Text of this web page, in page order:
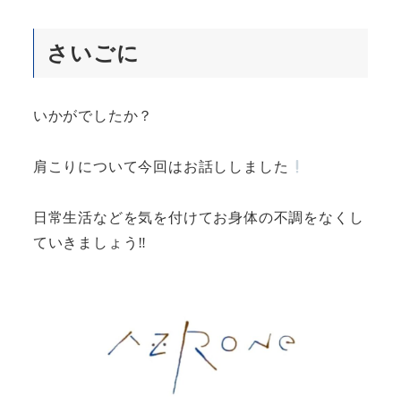
さいごに
いかがでしたか？
肩こりについて今回はお話ししました
日常生活などを気を付けてお身体の不調をなくし
ていきましょう‼︎